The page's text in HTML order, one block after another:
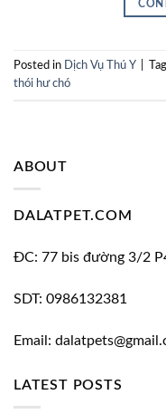
Posted in Dịch Vụ Thú Y
thói hư chó
ABOUT
DALATPET.COM
ĐC: 77 bis đường 3/2
SDT: 0986132381
Email:
LATEST POSTS